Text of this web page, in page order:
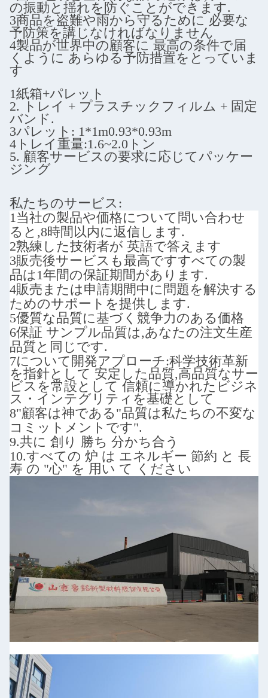
の振動と揺れを防ぐことができます.
3商品を盗難や雨から守るために 必要な
予防策を講じなければなりません
4製品が世界中の顧客に 最高の条件で届
くように あらゆる予防措置をとっていま
す
1紙箱+パレット
2. トレイ + プラスチックフィルム + 固定
バンド.
3パレット: 1*1m0.93*0.93m
4トレイ重量:1.6~2.0トン
5. 顧客サービスの要求に応じてパッケー
ジング
私たちのサービス:
1当社の製品や価格について問い合わせ
ると,8時間以内に返信します.
2熟練した技術者が 英語で答えます
3販売後サービスも最高ですすべての製
品は1年間の保証期間があります.
4販売または申請期間中に問題を解決する
ためのサポートを提供します.
5優質な品質に基づく競争力のある価格
6保証 サンプル品質は,あなたの注文生産
品質と同じです.
7について 開発アプローチ:科学技術革新
を指針として 安定した品質,高品質なサー
ビスを常設として 信頼に導かれたビジネ
ス・インテグリティを基礎として
8"顧客は神である"品質は私たちの不変な
コミットメントです".
9.共に 創り 勝ち 分かち合う
10.すべての 炉 は エネルギー 節約 と 長
寿 の "心" を 用い て ください